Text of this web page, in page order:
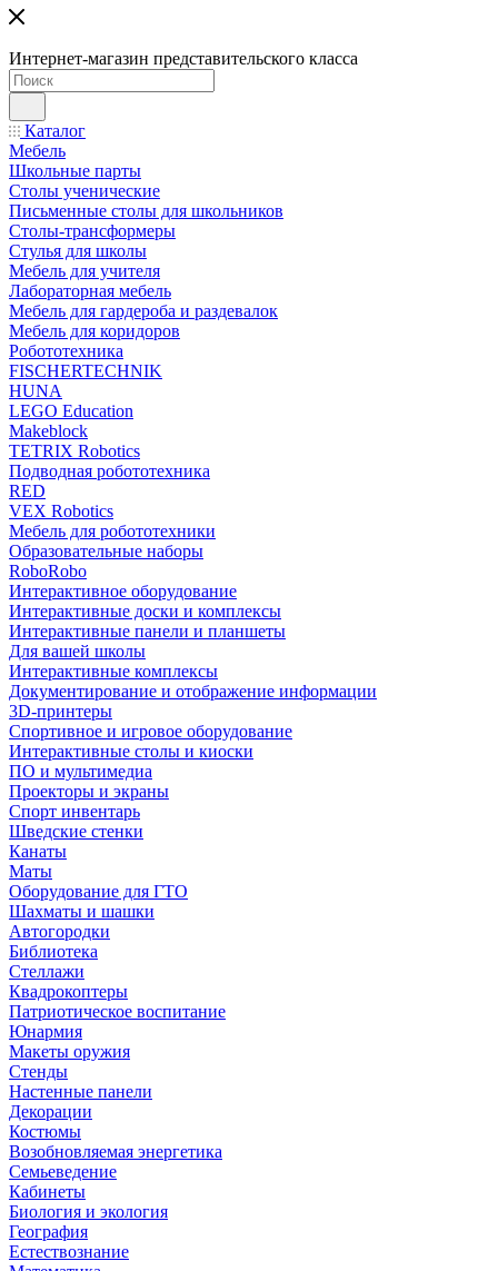
Интернет-магазин представительского класса
Каталог
Мебель
Школьные парты
Столы ученические
Письменные столы для школьников
Столы-трансформеры
Стулья для школы
Мебель для учителя
Лабораторная мебель
Мебель для гардероба и раздевалок
Мебель для коридоров
Робототехника
FISCHERTECHNIK
HUNA
LEGO Education
Makeblock
TETRIX Robotics
Подводная робототехника
RED
VEX Robotics
Мебель для робототехники
Образовательные наборы
RoboRobo
Интерактивное оборудование
Интерактивные доски и комплексы
Интерактивные панели и планшеты
Для вашей школы
Интерактивные комплексы
Документирование и отображение информации
3D-принтеры
Спортивное и игровое оборудование
Интерактивные столы и киоски
ПО и мультимедиа
Проекторы и экраны
Спорт инвентарь
Шведские стенки
Канаты
Маты
Оборудование для ГТО
Шахматы и шашки
Автогородки
Библиотека
Стеллажи
Квадрокоптеры
Патриотическое воспитание
Юнармия
Макеты оружия
Стенды
Настенные панели
Декорации
Костюмы
Возобновляемая энергетика
Семьеведение
Кабинеты
Биология и экология
География
Естествознание